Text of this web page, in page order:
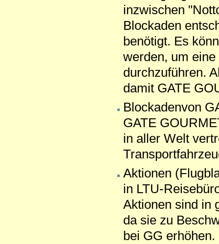
inzwischen
Blockaden
benötigt. Es
werden, um
durchzuführen.
damit GATE
Blockadenvon
GATE
in aller Welt
Aktionen
in LTU-
Aktionen sind in
da sie zu
bei GG erhöhen.